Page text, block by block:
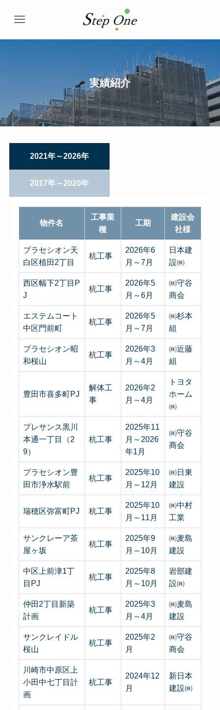
実績紹介
2021年～2026年
2017年～2020年
物件名
工事業
種
工期
建設会
社様
プラセシオン天
白区植田2丁目
杭工事
2026年6
月～7月
日本建
設㈱
西区幅下2丁目P
J
杭工事
2026年5
月～6月
㈱守谷
商会
エステムコート
中区門前町
杭工事
2026年5
月～7月
㈱杉本
組
プラセシオン昭
和桜山
杭工事
2026年3
月～4月
㈱近藤
組
豊田市喜多町PJ
解体工
事
2026年2
月～4月
トヨタ
ホーム
㈱
プレサンス黒川
本通一丁目（2
9）
杭工事
2025年11
月～2026
年1月
㈱守谷
商会
プラセシオン豊
田市浄水駅前
杭工事
2025年10
月～12月
㈱日東
建設
瑞穂区弥富町PJ 杭工事
2025年10
月～11月
㈱中村
工業
サンクレーア茶
屋ヶ坂
杭工事
2025年9
月～10月
㈱麦島
建設
中区上前津1丁
目PJ
杭工事
2025年8
月～10月
岩部建
設㈱
仲田2丁目新築
計画
杭工事
2025年3
月～4月
㈱麦島
建設
サンクレイドル
桜山
杭工事
2025年2
月
㈱守谷
商会
川崎市中原区上
小田中七丁目計
画
杭工事
2024年12
月
新日本
建設㈱